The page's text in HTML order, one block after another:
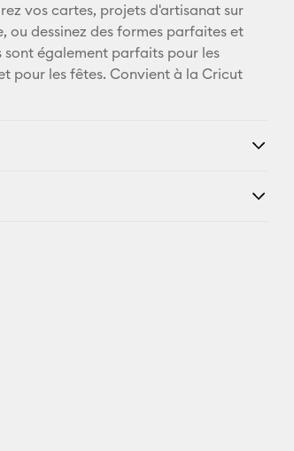
X
vos cartes, projets d'artisanat sur
ou dessinez des formes parfaites et
également parfaits pour les
pour les fêtes. Convient à la Cricut